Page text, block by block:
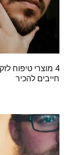
4 מוצרי טיפוח
חייבים להכיר